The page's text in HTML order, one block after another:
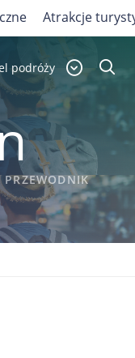
podróży
PRZEWODNIK
Atrakcje